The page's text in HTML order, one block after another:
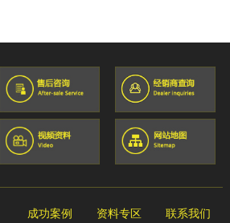
成功案例 资料专区 联系我们